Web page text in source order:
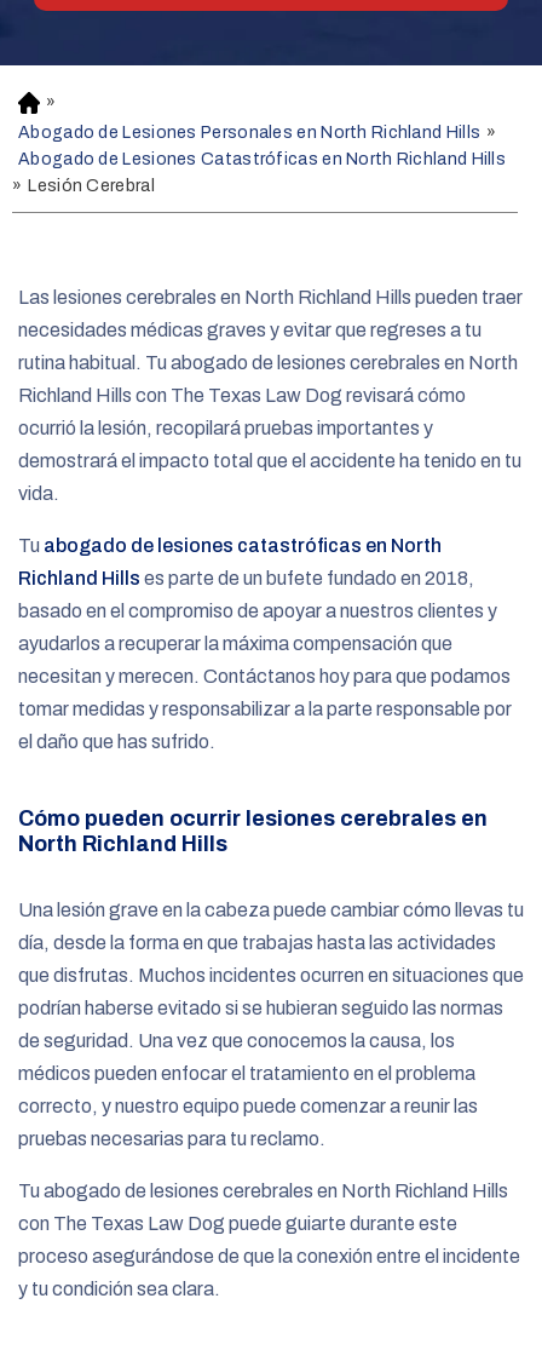
H
o
m
e
»
Abogado de Lesiones Personales en North Richland Hills »
Abogado de Lesiones Catastróficas en North Richland Hills
» Lesión Cerebral
Las lesiones cerebrales en North Richland Hills pueden traer
necesidades médicas graves y evitar que regreses a tu
rutina habitual. Tu abogado de lesiones cerebrales en North
Richland Hills con The Texas Law Dog revisará cómo
ocurrió la lesión, recopilará pruebas importantes y
demostrará el impacto total que el accidente ha tenido en tu
vida.
Tu abogado de lesiones catastróficas en North
Richland Hills es parte de un bufete fundado en 2018,
basado en el compromiso de apoyar a nuestros clientes y
ayudarlos a recuperar la máxima compensación que
necesitan y merecen. Contáctanos hoy para que podamos
tomar medidas y responsabilizar a la parte responsable por
el daño que has sufrido.
Cómo pueden ocurrir lesiones cerebrales en
North Richland Hills
Una lesión grave en la cabeza puede cambiar cómo llevas tu
día, desde la forma en que trabajas hasta las actividades
que disfrutas. Muchos incidentes ocurren en situaciones que
podrían haberse evitado si se hubieran seguido las normas
de seguridad. Una vez que conocemos la causa, los
médicos pueden enfocar el tratamiento en el problema
correcto, y nuestro equipo puede comenzar a reunir las
pruebas necesarias para tu reclamo.
Tu abogado de lesiones cerebrales en North Richland Hills
con The Texas Law Dog puede guiarte durante este
proceso asegurándose de que la conexión entre el incidente
y tu condición sea clara.